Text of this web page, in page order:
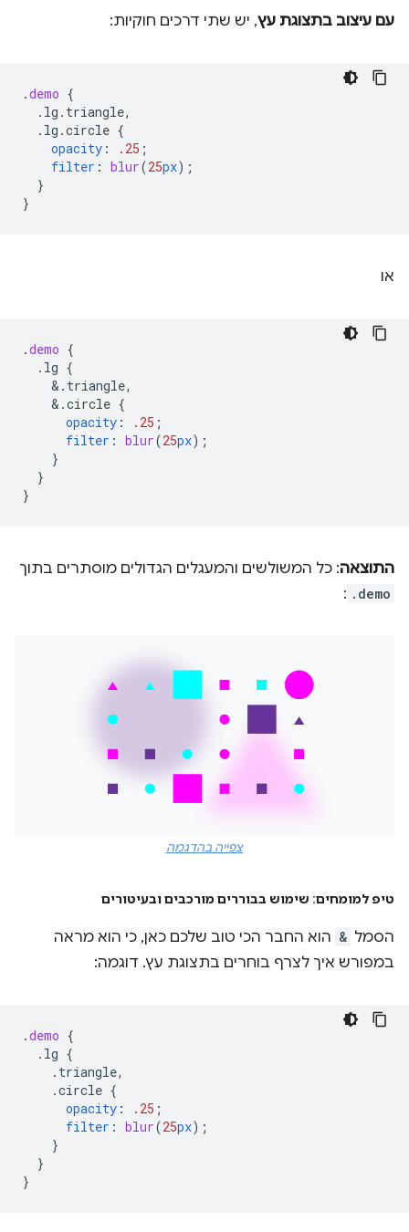
עם עיצוב בתצוגת עץ, יש שתי דרכים חוקיות:
.demo {
.lg.triangle,
.lg.circle {
opacity : .25 ;
filter : blur(25px);
}
}
או
.demo {
.lg {
& .triangle,
& .circle {
opacity : .25 ;
filter : blur(25px);
}
}
}
התוצאה: כל המשולשים והמעגלים הגדולים מוסתרים בתוך
.demo
:
צפייה בהדגמה
טיפ למומחים: שימוש בבוררים מורכבים ובעיטורים
הסמל & הוא החבר הכי טוב שלכם כאן, כי הוא מראה
במפורש איך לצרף בוחרים בתצוגת עץ. דוגמה:
.demo {
.lg {
.triangle,
.circle {
opacity : .25 ;
filter : blur(25px);
}
}
}